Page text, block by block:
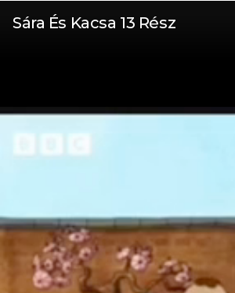
Sára És Kacsa 13 Rész